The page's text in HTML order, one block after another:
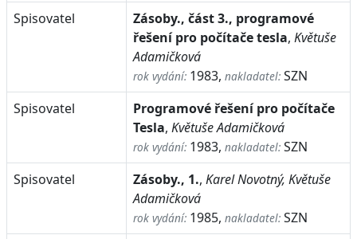
Spisovatel
Zásoby., část 3., programové
řešení pro počítače tesla, Květuše
Adamičková
rok vydání: 1983, nakladatel: SZN
Spisovatel
Programové řešení pro počítače
Tesla, Květuše Adamičková
rok vydání: 1983, nakladatel: SZN
Spisovatel
Zásoby., 1., Karel Novotný, Květuše
Adamičková
rok vydání: 1985, nakladatel: SZN